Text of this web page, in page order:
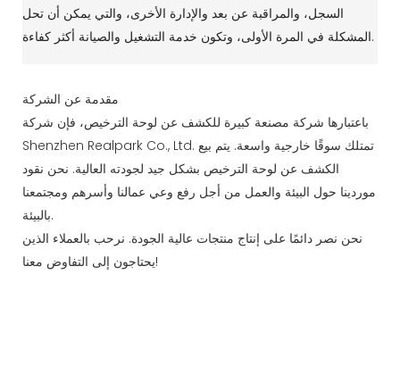
السجل، والمراقبة عن بعد والإدارة الأخرى، والتي يمكن أن تحل
المشكلة في المرة الأولى، وتكون خدمة التشغيل والصيانة أكثر كفاءة.
مقدمة عن الشركة
باعتبارها شركة مصنعة كبيرة للكشف عن لوحة الترخيص، فإن شركة
Shenzhen Realpark Co., Ltd. تمتلك سوقًا خارجية واسعة. يتم بيع
الكشف عن لوحة الترخيص بشكل جيد لجودته العالية. نحن نقود
موردينا حول البيئة والعمل من أجل رفع وعي عمالنا وأسرهم ومجتمعنا
بالبيئة.
نحن نصر دائمًا على إنتاج منتجات عالية الجودة. نرحب بالعملاء الذين
يحتاجون إلى التفاوض معنا!